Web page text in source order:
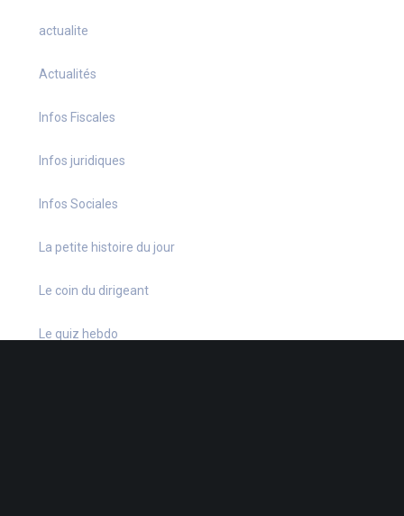
actualite
Actualités
Infos Fiscales
Infos juridiques
Infos Sociales
La petite histoire du jour
Le coin du dirigeant
Le quiz hebdo